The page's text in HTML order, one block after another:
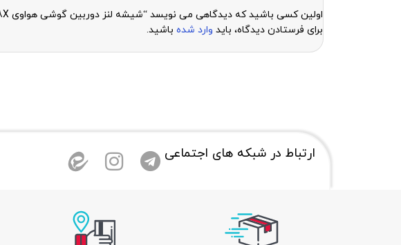
اولین کسی باشید که دیدگاهی می نویسد “شیشه لنز دوربین گوشی هواوی GLASS CAM HUAWEI HONOR 8X”
برای فرستادن دیدگاه، باید وارد شده باشید.
ارتباط در شبکه های اجتماعی